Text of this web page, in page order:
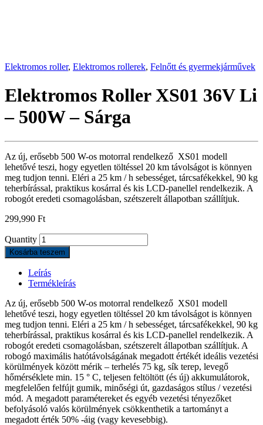
Elektromos roller, Elektromos rollerek, Felnőtt és gyermekjárművek
Elektromos Roller XS01 36V Li
– 500W – Sárga
Az új, erősebb 500 W-os motorral rendelkező XS01 modell
lehetővé teszi, hogy egyetlen töltéssel 20 km távolságot is könnyen
meg tudjon tenni. Eléri a 25 km / h sebességet, tárcsafékekkel, 90 kg
teherbírással, praktikus kosárral és kis LCD-panellel rendelkezik. A
robogót eredeti csomagolásban, szétszerelt állapotban szállítjuk.
299,990 Ft
Quantity
Kosárba teszem
Leírás
Termékleírás
Az új, erősebb 500 W-os motorral rendelkező XS01 modell
lehetővé teszi, hogy egyetlen töltéssel 20 km távolságot is könnyen
meg tudjon tenni. Eléri a 25 km / h sebességet, tárcsafékekkel, 90 kg
teherbírással, praktikus kosárral és kis LCD-panellel rendelkezik. A
robogót eredeti csomagolásban, szétszerelt állapotban szállítjuk. A
robogó maximális hatótávolságának megadott értékét ideális vezetési
körülmények között mérik – terhelés 75 kg, sík terep, levegő
hőmérséklete min. 15 ° C, teljesen feltöltött (és új) akkumulátorok,
megfelelően felfújt gumik, minőségi út, gazdaságos stílus / vezetési
mód. A megadott paramétereket és egyéb vezetési tényezőket
befolyásoló valós körülmények csökkenthetik a tartományt a
megadott érték 50% -áig (vagy kevesebbig).